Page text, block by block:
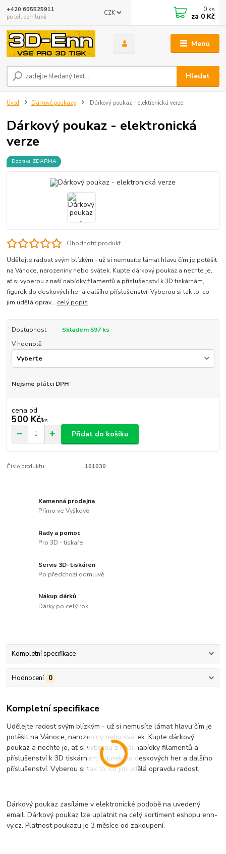
Menu
CZK
Hledat
+420 605525911
po tel. domluvě
0 ks
za 0 Kč
Úvod Dárkové poukazy Dárkový poukaz - elektronická verze
Dárkový poukaz - elektronická
verze
Doprava ZDARMA
Ohodnotit produkt
Udělejte radost svým blízkým - už si nemusíte lámat hlavu čím je potěšit
na Vánoce, narozeniny nebo svátek. Kupte dárkový poukaz a nechte je,
ať si vyberou z naší nabídky filamentů a příslušenství k 3D tiskárnám,
figurek do deskových her a dalšího příslušenství. Vyberou si tak to, co
jim udělá oprav... celý popis
Dostupnost
Skladem 597 ks
V hodnotě
Nejsme plátci DPH
cena od
500 Kč/ks
Přidat do košíku
Číslo produktu: 101030
Kamenná prodejna
Přímo ve Vyškově
Rady a pomoc
Pro 3D - tiskaře
Servis 3D-tiskáren
Po předchozí domluvě
Nákup dárků
Dárky po celý rok
Kompletní specifikace
Hodnocení 0
Kompletní specifikace
Udělejte radost svým blízkým - už si nemusíte lámat hlavu čím je
potěšit na Vánoce, narozeniny nebo svátek. Kupte dárkový
poukaz a nechte je, ať si vyberou z naší nabídky filamentů a
příslušenství k 3D tiskárnám, figurek do deskových her a dalšího
příslušenství. Vyberou si tak to, co jim udělá opravdu radost.
Dárkový poukaz zasíláme v elektronické podobě na uvedený
email. Dárkový poukaz lze uplatnit na celý sortiment eshopu enn-
vy.cz. Platnost poukazu je 3 měsíce od zakoupení.